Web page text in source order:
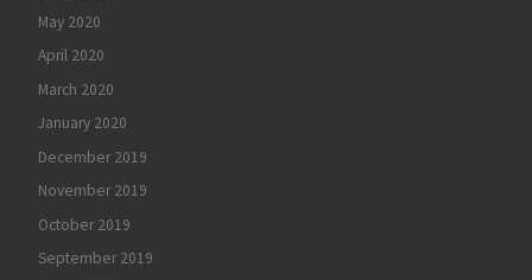
May 2020
April 2020
March 2020
January 2020
December 2019
November 2019
October 2019
September 2019